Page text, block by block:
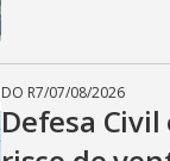
DO R7/07/08/2026
Defesa